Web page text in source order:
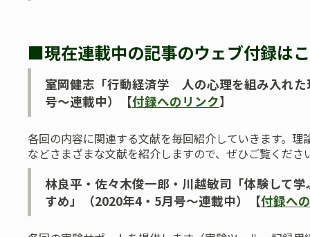
■現在連載中の記事のウェブ付録は
室岡健志「行動経済学 人の心理を組み入れた
号～連載中）【付録へのリンク】
各回の内容に関連する文献を毎回紹介していきます。
などさまざまな文献を紹介しますので、ぜひご覧くださ
林良平・佐々木俊一郎・川越敏司「体験して
すめ」（2020年4・5月号～連載中）【付録へ